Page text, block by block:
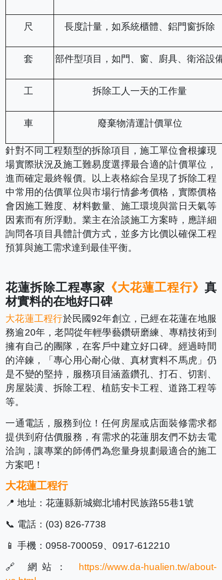
尺 長度計量，如系統櫃體、鋁門窗拆除
套 部件型項目，如門、窗、廚具、衛浴設
工 拆除工人一天的工作量
車 廢棄物清運計價單位
針對不同工程類型的拆除項目，施工單位會根據現
場實際狀況及施工難易度選擇最合適的計價單位，
進而確定最終報價。以上表格綜合呈現了拆除工程
中常用的估價單位與市場行情參考價格，實際價格
會因施工難度、材料數量、施工環境與當日天氣等
因素而有所浮動。業主在洽談施工方案時，應詳細
詢問各項目具體計價方式，並多方比價以確保工程
預算與施工需求達到最佳平衡。
花蓮拆除工程專家 《大花蓮工程行》 真
材實料的在地好口碑
大花蓮工程行於民國92年創立，已經在花蓮在地服
務逾20年，老闆從年輕學藝鑽研磨練、專精技術到
擁有自己的團隊，在客戶中建立好口碑。經過時間
的淬鍊，「專心用心耐心做、真材實料不馬虎」仍
是不變的堅持，服務項目涵蓋鑽孔、打石、切割、
房屋裝潢、拆除工程、植筋安卡工程、道路工程等
等。
一通電話，服務到位！任何房屋或店面裝修需求都
提供到府估價服務，有需求的花蓮朋友們不妨去電
洽詢，讓專業的師傅們為您量身規劃最適合的施工
方案吧！
大花蓮工程行
📍 地址：花蓮縣新城鄉北埔村民族路55巷1號
📞 電話：(03) 826-7738
📱 手機：0958-700059、0917-612210
🔗 網站： https://www.da-hualien.tw/about-